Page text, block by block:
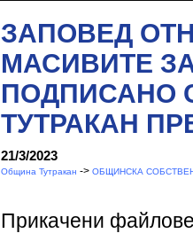
ЗАПОВЕД
МАСИВИТЕ
ПОДПИСАНО
ТУТРАКАН
21/3/2023
Община Тутракан -> ОБЩИНСКА
Прикачени